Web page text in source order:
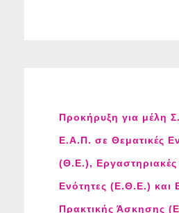
Προκήρυξη για μέλη
Ε.Α.Π. σε Θεματικές
(Θ.Ε.), Εργαστηριακές
Ενότητες (Ε.Θ.Ε.) και
Πρακτικής Άσκησης